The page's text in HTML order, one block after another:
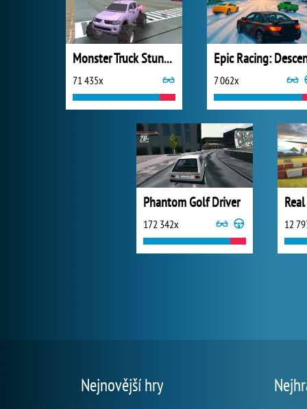
Monster Truck Stunts Driving Simulator
71 435x 7 062x
Phantom Golf Driver
172 342x 12
Nejnovější hry